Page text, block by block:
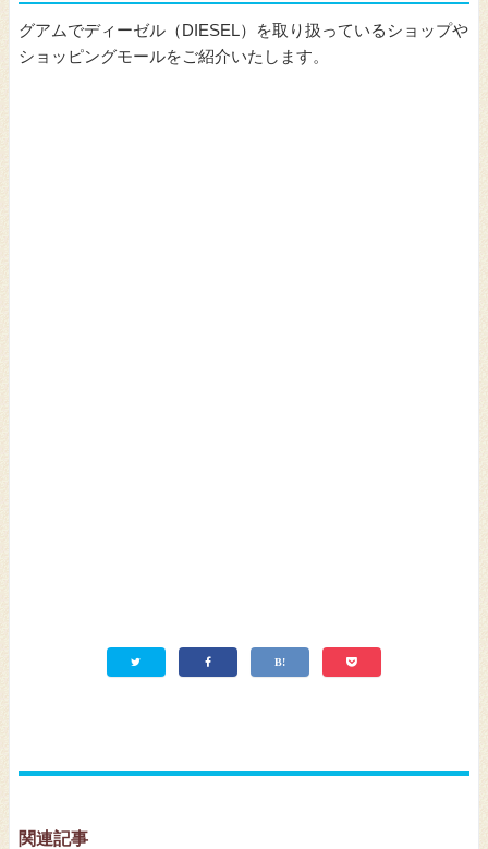
グアムでディーゼル（DIESEL）を取り扱っているショップや
ショッピングモールをご紹介いたします。
関連記事